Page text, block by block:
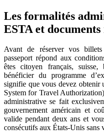
Les formalités
ESTA et documents
Avant de réserver vos billets
passeport répond aux
êtes citoyen français,
bénéficier du programme
signifie que vous devez obtenir
System for Travel
administrative se fait
gouvernement américain et
valide pendant deux ans et
consécutifs aux États-Unis sans